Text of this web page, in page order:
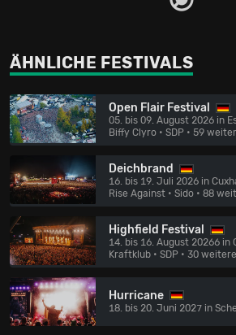
ÄHNLICHE FESTIVALS
Open Flair Festival
05. bis 09. August 2026 in
Biffy Clyro • SDP • 59
Deichbrand
16. bis 19. Juli 2026 in
Rise Against • Sido • 88
Highfield Festival
14. bis 16. August 20266 in
Kraftklub • SDP • 30
Hurricane
18. bis 20. Juni 2027 in